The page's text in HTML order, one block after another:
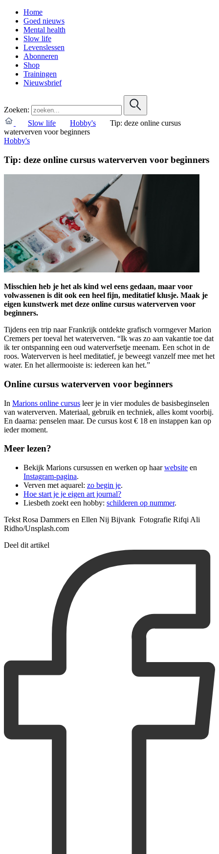
Home
Goed nieuws
Mental health
Slow life
Levenslessen
Abonneren
Shop
Trainingen
Nieuwsbrief
Zoeken:
Slow life
Hobby's
Tip: deze online cursus
waterverven voor beginners
Hobby's
Tip: deze online cursus waterverven voor beginners
Misschien heb je het als kind wel eens gedaan, maar voor
volwassenen is dit ook een heel fijn, meditatief klusje. Maak je
eigen kunstwerk met deze online cursus waterverven voor
beginners.
Tijdens een trip naar Frankrijk ontdekte grafisch vormgever Marion
Cremers per toeval het waterverven. “Ik was zo aan vakantie toe dat
ik ter ontspanning een oud waterverfsetje meenam. Een schot in de
roos. Waterverven is heel meditatief, je beweegt vanzelf mee met het
water. En het allermooiste is: iedereen kan het.”
Online cursus waterverven voor beginners
In Marions online cursus leer je in vier modules de basisbeginselen
van waterverven. Materiaal, gebruik en techniek, alles komt voorbij.
En daarna: penselen maar. De cursus kost € 18 en instappen kan op
ieder moment.
Meer lezen?
Bekijk Marions cursussen en werken op haarwebsite en
Instagram-pagina.
Verven met aquarel: zo begin je.
Hoe start je je eigen art journal?
Liesbeth zoekt een hobby: schilderen op nummer.
Tekst Rosa Dammers en Ellen Nij Bijvank Fotografie Rifqi Ali
Ridho/Unsplash.com
Deel dit artikel